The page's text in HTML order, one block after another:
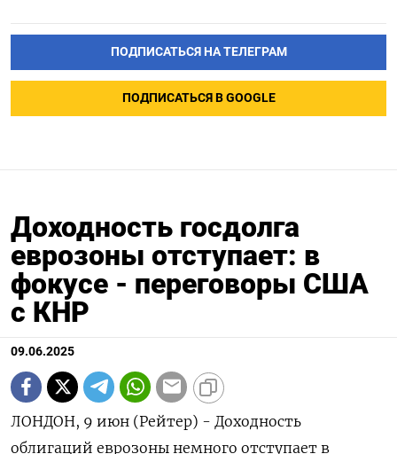
ПОДПИСАТЬСЯ НА ТЕЛЕГРАМ
ПОДПИСАТЬСЯ В GOOGLE
Доходность госдолга
еврозоны отступает: в
фокусе - переговоры США
с КНР
09.06.2025
ЛОНДОН, 9 июн (Рейтер) - Доходность
облигаций еврозоны немного отступает в